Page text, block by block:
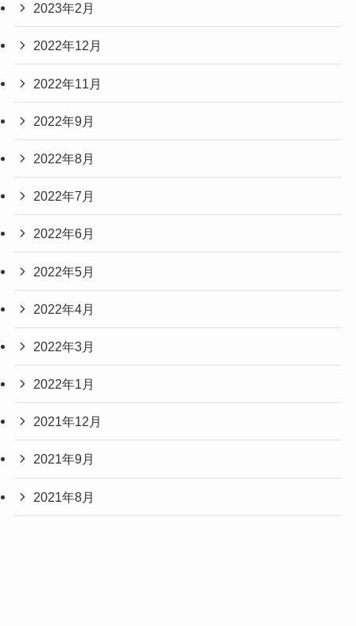
2023年2月
2022年12月
2022年11月
2022年9月
2022年8月
2022年7月
2022年6月
2022年5月
2022年4月
2022年3月
2022年1月
2021年12月
2021年9月
2021年8月